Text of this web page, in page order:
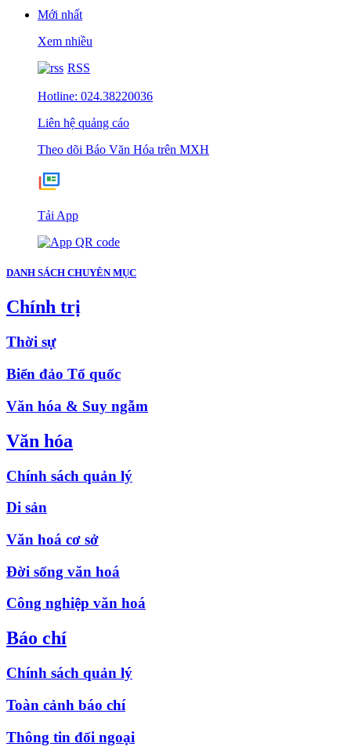
Mới nhất
Xem nhiều
RSS
Hotline: 024.38220036
Liên hệ quảng cáo
Theo dõi Báo Văn Hóa trên MXH
Tải App
DANH SÁCH CHUYÊN MỤC
Chính trị
Thời sự
Biển đảo Tổ quốc
Văn hóa & Suy ngẫm
Văn hóa
Chính sách quản lý
Di sản
Văn hoá cơ sở
Đời sống văn hoá
Công nghiệp văn hoá
Báo chí
Chính sách quản lý
Toàn cảnh báo chí
Thông tin đối ngoại